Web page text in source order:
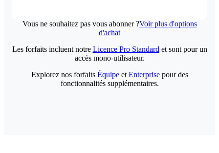
Vous ne souhaitez pas vous abonner ?Voir plus d'options
d'achat
Les forfaits incluent notre Licence Pro Standard et sont pour un
accès mono-utilisateur.
Explorez nos forfaits Équipeet Enterprisepour des
fonctionnalités supplémentaires.